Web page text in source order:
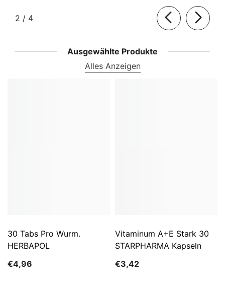
2 / von
4
Ausgewählte Produkte
Alles Anzeigen
30 Tabs Pro Wurm.
HERBAPOL
€4,96
Vitaminum A+E Stark 30
STARPHARMA Kapseln
€3,42